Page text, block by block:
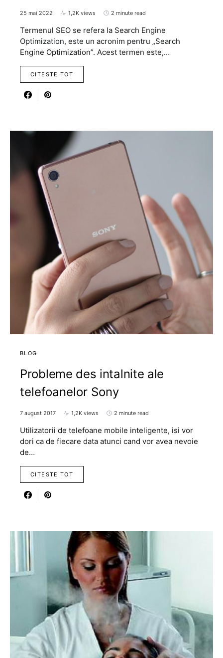
25 mai 2022 1,2K views 2 minute read
Termenul SEO se refera la Search Engine
Optimization, este un acronim pentru „Search
Engine Optimization”. Acest termen este,…
CITESTE TOT
BLOG
Probleme des intalnite ale
telefoanelor Sony
7 august 2017 1,2K views 2 minute read
Utilizatorii de telefoane mobile inteligente, isi vor
dori ca de fiecare data atunci cand vor avea nevoie
de…
CITESTE TOT